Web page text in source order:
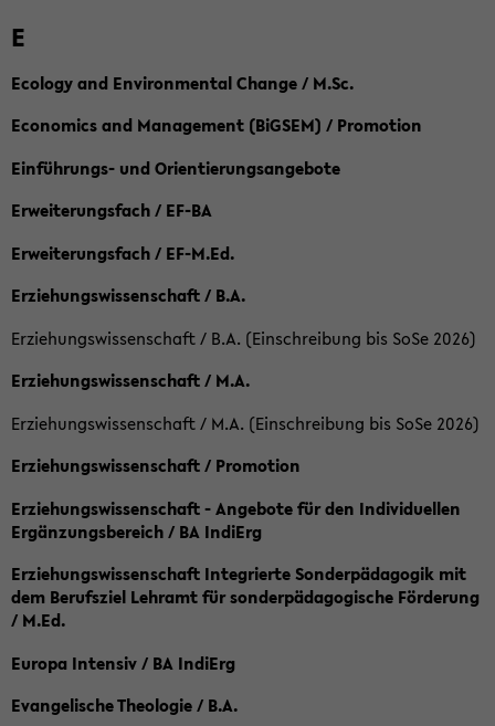
E
Ecology and Environmental Change / M.Sc.
Economics and Management (BiGSEM) / Promotion
Einführungs- und Orientierungsangebote
Erweiterungsfach / EF-BA
Erweiterungsfach / EF-M.Ed.
Erziehungswissenschaft / B.A.
Erziehungswissenschaft / B.A. (Einschreibung bis SoSe 2026)
Erziehungswissenschaft / M.A.
Erziehungswissenschaft / M.A. (Einschreibung bis SoSe 2026)
Erziehungswissenschaft / Promotion
Erziehungswissenschaft - Angebote für den Individuellen
Ergänzungsbereich / BA IndiErg
Erziehungswissenschaft Integrierte Sonderpädagogik mit
dem Berufsziel Lehramt für sonderpädagogische Förderung
/ M.Ed.
Europa Intensiv / BA IndiErg
Evangelische Theologie / B.A.